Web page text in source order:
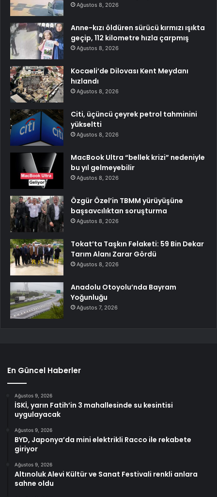
Ağustos 8, 2026
Anne-kızı öldüren sürücü kırmızı ışıkta
geçip, 112 kilometre hızla çarpmış
Ağustos 8, 2026
Kocaeli’de Dilovası Kent Meydanı
hızlandı
Ağustos 8, 2026
Citi, üçüncü çeyrek petrol tahminini
yükseltti
Ağustos 8, 2026
MacBook Ultra “bellek krizi” nedeniyle
bu yıl gelmeyebilir
Ağustos 8, 2026
Özgür Özel’in TBMM yürüyüşüne
başsavcılıktan soruşturma
Ağustos 8, 2026
Tokat’ta Taşkın Felaketi: 59 Bin Dekar
Tarım Alanı Zarar Gördü
Ağustos 8, 2026
Anadolu Otoyolu’nda Bayram
Yoğunluğu
Ağustos 7, 2026
En Güncel Haberler
Ağustos 9, 2026
İSKİ, yarın Fatih’in 3 mahallesinde su kesintisi
uygulayacak
Ağustos 9, 2026
BYD, Japonya’da mini elektrikli Racco ile rekabete
giriyor
Ağustos 9, 2026
Altınoluk Alevi Kültür ve Sanat Festivali renkli anlara
sahne oldu